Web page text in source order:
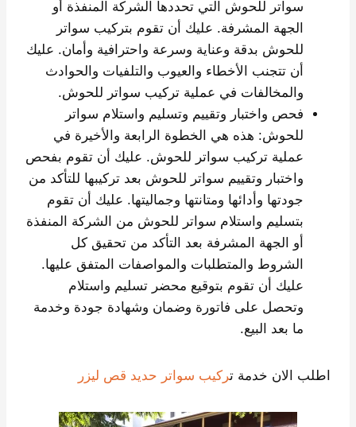
سواتر للحوش التي تحددها الشركة المنفذة أو
الجهة المشرفة. عليك أن تقوم بتركيب سواتر
للحوش بدقة وعناية وسرعة واحترافية وأمان. عليك
أن تتجنب الأخطاء والعيوب والتلفيات والحوادث
والمخالفات في عملية تركيب سواتر للحوش.
فحص واختبار وتقييم وتسليم واستلام سواتر
للحوش: هذه هي الخطوة الرابعة والأخيرة في
عملية تركيب سواتر للحوش. عليك أن تقوم بفحص
واختبار وتقييم سواتر للحوش بعد تركيبها للتأكد من
جودتها وأدائها ومتانتها وجماليتها. عليك أن تقوم
بتسليم واستلام سواتر للحوش من الشركة المنفذة
أو الجهة المشرفة بعد التأكد من تحقيق كل
الشروط والمتطلبات والمواصفات المتفق عليها.
عليك أن تقوم بتوقيع محضر تسليم واستلام
وتحصل على فاتورة وضمان وشهادة جودة وخدمة
ما بعد البيع.
اطلب الان خدمة تركيب سواتر حديد قص ليزر